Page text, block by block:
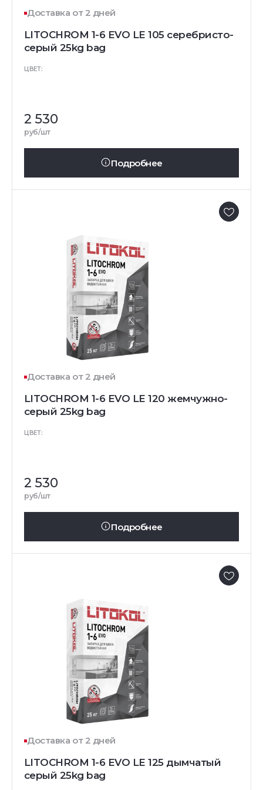
Доставка от 2 дней
LITOCHROM 1-6 EVO LE 105 серебристо-
серый 25kg bag
ЦВЕТ:
2 530
руб/шт
Подробнее
Доставка от 2 дней
LITOCHROM 1-6 EVO LE 120 жемчужно-
серый 25kg bag
ЦВЕТ:
2 530
руб/шт
Подробнее
Доставка от 2 дней
LITOCHROM 1-6 EVO LE 125 дымчатый
серый 25kg bag